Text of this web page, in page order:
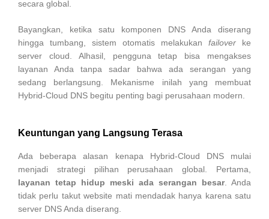
secara global.
Bayangkan, ketika satu komponen DNS Anda diserang
hingga tumbang, sistem otomatis melakukan failover ke
server cloud. Alhasil, pengguna tetap bisa mengakses
layanan Anda tanpa sadar bahwa ada serangan yang
sedang berlangsung. Mekanisme inilah yang membuat
Hybrid-Cloud DNS begitu penting bagi perusahaan modern.
Keuntungan yang Langsung Terasa
Ada beberapa alasan kenapa Hybrid-Cloud DNS mulai
menjadi strategi pilihan perusahaan global. Pertama,
layanan tetap hidup meski ada serangan besar. Anda
tidak perlu takut website mati mendadak hanya karena satu
server DNS Anda diserang.